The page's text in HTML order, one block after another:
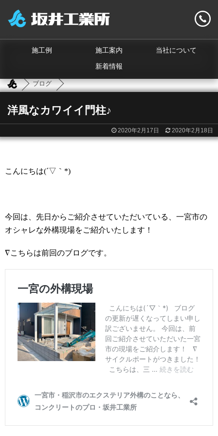
施工例 施工案内 当社について
新着情報
ブログ
洋風なカワイイ門柱♪
2020年2月17日 2020年2月18日
こんにちは(´▽｀ *)
今回は、先日からご紹介させていただいている、一宮市の
オシャレな外構現場をご紹介いたします！
∇こちらは前回のブログです。